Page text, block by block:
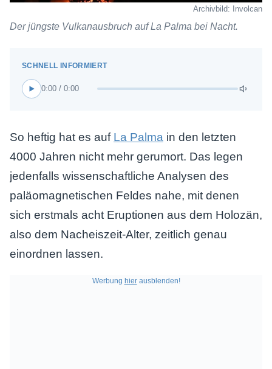
Archivbild: Involcan
Der jüngste Vulkanausbruch auf La Palma bei Nacht.
0:00 / 0:00
So heftig hat es auf La Palma in den letzten
4000 Jahren nicht mehr gerumort. Das legen
jedenfalls wissenschaftliche Analysen des
paläomagnetischen Feldes nahe, mit denen
sich erstmals acht Eruptionen aus dem Holozän,
also dem Nacheiszeit-Alter, zeitlich genau
einordnen lassen.
Werbung hierausblenden!